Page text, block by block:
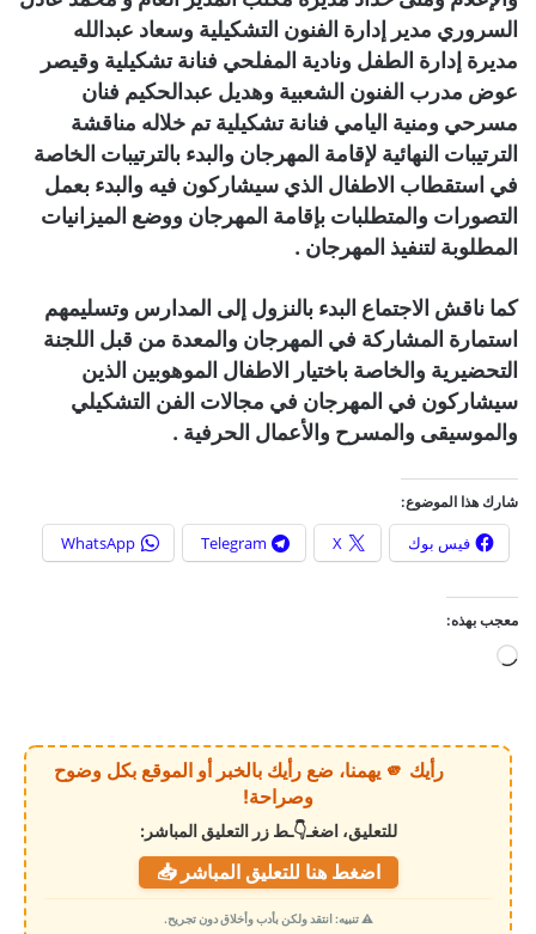
السروري مدير إدارة الفنون التشكيلية وسعاد عبدالله
مديرة إدارة الطفل ونادية المفلحي فنانة تشكيلية وقيصر
عوض مدرب الفنون الشعبية وهديل عبدالحكيم فنان
مسرحي ومنية اليامي فنانة تشكيلية تم خلاله مناقشة
الترتيبات النهائية لإقامة المهرجان والبدء بالترتيبات الخاصة
في استقطاب الاطفال الذي سيشاركون فيه والبدء بعمل
التصورات والمتطلبات بإقامة المهرجان ووضع الميزانيات
المطلوبة لتنفيذ المهرجان .
كما ناقش الاجتماع البدء بالنزول إلى المدارس وتسليمهم
استمارة المشاركة في المهرجان والمعدة من قبل اللجنة
التحضيرية والخاصة باختيار الاطفال الموهوبين الذين
سيشاركون في المهرجان في مجالات الفن التشكيلي
والموسيقى والمسرح والأعمال الحرفية .
شارك هذا الموضوع:
فيس بوك X
Telegram
WhatsApp
معجب بهذه:
ي
م
رأيك 🫵 يهمنا، ضع رأيك بالخبر أو الموقع بكل وضوح
وصراحة!
للتعليق، اضغـ👇ـط زر التعليق المباشر:
اضغط هنا للتعليق المباشر 📥
⚠️ تنبيه: انتقد ولكن بأدب وأخلاق دون تجريح.